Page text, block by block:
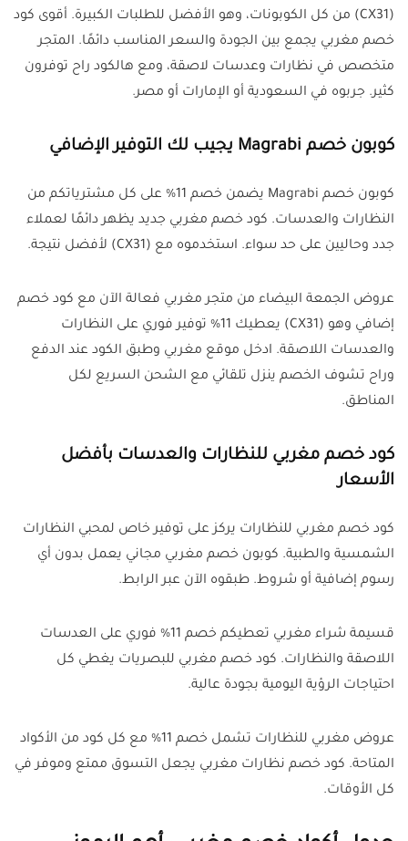
(CX31) من كل الكوبونات، وهو الأفضل للطلبات الكبيرة. أقوى كود
خصم مغربي يجمع بين الجودة والسعر المناسب دائمًا. المتجر
متخصص في نظارات وعدسات لاصقة، ومع هالكود راح توفرون
كثير. جربوه في السعودية أو الإمارات أو مصر.
كوبون خصم Magrabi يجيب لك التوفير الإضافي
كوبون خصم Magrabi يضمن خصم 11% على كل مشترياتكم من
النظارات والعدسات. كود خصم مغربي جديد يظهر دائمًا لعملاء
جدد وحاليين على حد سواء. استخدموه مع (CX31) لأفضل نتيجة.
عروض الجمعة البيضاء من متجر مغربي فعالة الآن مع كود خصم
إضافي وهو (CX31) يعطيك 11% توفير فوري على النظارات
والعدسات اللاصقة. ادخل موقع مغربي وطبق الكود عند الدفع
وراح تشوف الخصم ينزل تلقائي مع الشحن السريع لكل
المناطق.
كود خصم مغربي للنظارات والعدسات بأفضل
الأسعار
كود خصم مغربي للنظارات يركز على توفير خاص لمحبي النظارات
الشمسية والطبية. كوبون خصم مغربي مجاني يعمل بدون أي
رسوم إضافية أو شروط. طبقوه الآن عبر الرابط.
قسيمة شراء مغربي تعطيكم خصم 11% فوري على العدسات
اللاصقة والنظارات. كود خصم مغربي للبصريات يغطي كل
احتياجات الرؤية اليومية بجودة عالية.
عروض مغربي للنظارات تشمل خصم 11% مع كل كود من الأكواد
المتاحة. كود خصم نظارات مغربي يجعل التسوق ممتع وموفر في
كل الأوقات.